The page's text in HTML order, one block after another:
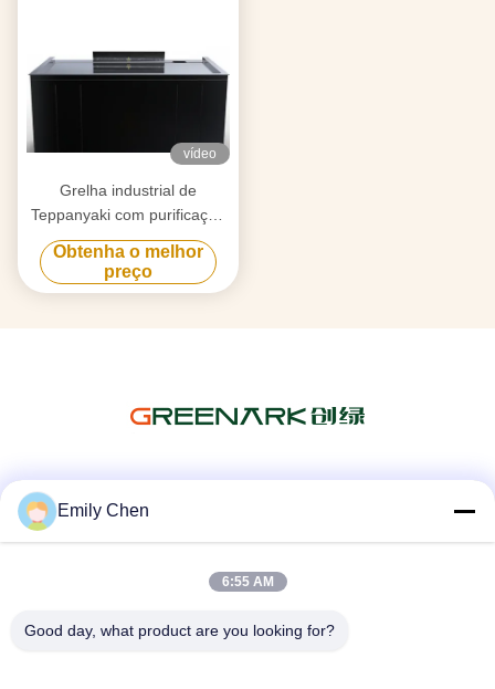
vídeo
Grelha industrial de
Teppanyaki com purificação
de fumaça de fluxo de ar
triplo e tecnologia anti-
obstrução
Obtenha o melhor
preço
Emily Chen
6:55 AM
Good day, what product are you looking for?